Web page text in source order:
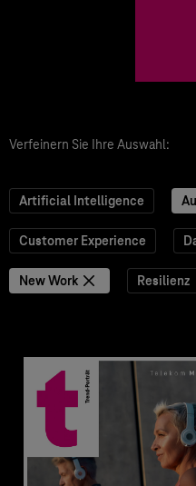
Verfeinern Sie Ihre Auswahl:
Artificial Intelligence
Customer Experience
New Work Resilienz